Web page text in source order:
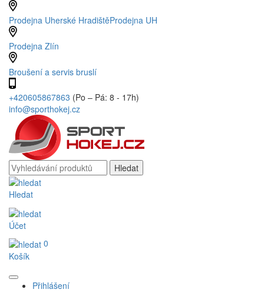
Prodejna Uherské HradištěProdejna UH
Prodejna Zlín
Broušení a servis bruslí
+420605867863 (Po – Pá: 8 - 17h)
info@sporthokej.cz
Hledat
Účet
0
Košík
Přihlášení